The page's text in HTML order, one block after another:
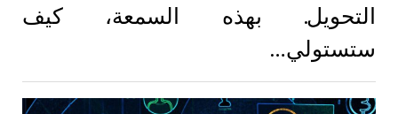
التحويل. بهذه السمعة، كيف
ستستولي…